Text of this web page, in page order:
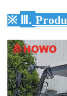
※ Ⅲ.